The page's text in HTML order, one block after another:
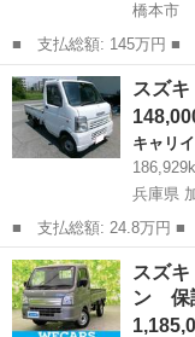
橋本市
■ 支払総額: 145万円 ■ 車両本体価格： 1,420,000 円 ■ メーカー
名： スズキ ■ 車種名
Ｃエアコン・パワステ
量： 66...
和歌山 橋本市 キ
スズキ
キャリイ
兵庫県
■ 支払総額: 24.8万円 ■ 車両本体価格： 148,000 円 ■ メーカー
名： スズキ ■ 車種名
Ｃ ■ 排気量： 660cc
兵庫 加古川市 キ
スズ
ン 保